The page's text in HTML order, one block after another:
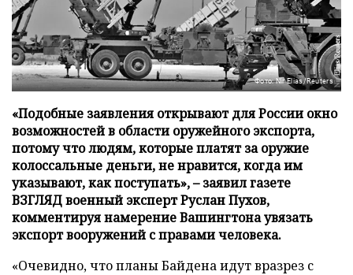
Фото: Nir Elias/Reuters
«Подобные заявления открывают для России окно
возможностей в области оружейного экспорта,
потому что людям, которые платят за оружие
колоссальные деньги, не нравится, когда им
указывают, как поступать», – заявил газете
ВЗГЛЯД военный эксперт Руслан Пухов,
комментируя намерение Вашингтона увязать
экспорт вооружений с правами человека.
«Очевидно, что планы Байдена идут вразрез с